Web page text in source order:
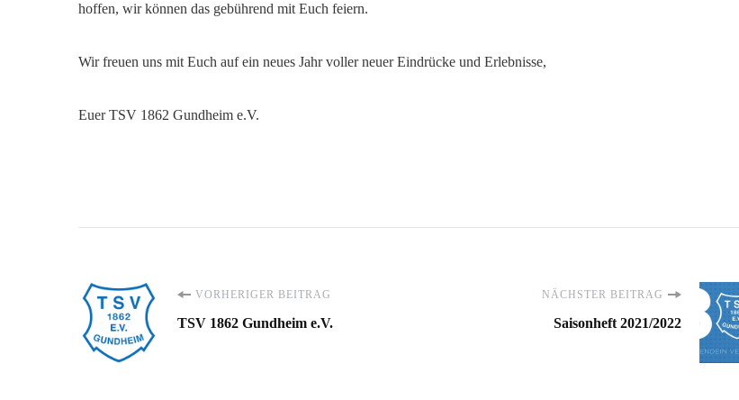
hoffen, wir können das gebührend mit Euch feiern.
Wir freuen uns mit Euch auf ein neues Jahr voller neuer Eindrücke und Erlebnisse,
Euer TSV 1862 Gundheim e.V.
Beitragsnavigation
VORHERIGER BEITRAG
TSV 1862 Gundheim e.V.
NÄCHSTER BEITRAG
Saisonheft 2021/2022